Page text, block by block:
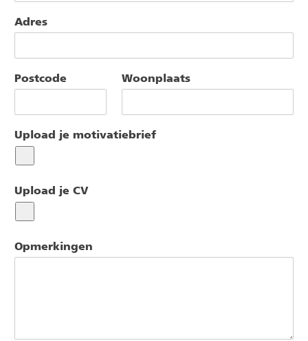
Adres
Postcode Woonplaats
Upload je motivatiebrief
Upload je CV
Opmerkingen